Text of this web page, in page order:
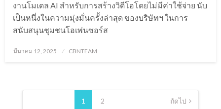
งานโมเดล AI สำหรับการสร้างวิดีโอโดยไม่มีค่าใช้จ่าย นับ
เป็นหนึ่งในความมุ่งมั่นครั้งล่าสุด ของบริษัทฯ ในการ
สนับสนุนชุมชนโอเพ่นซอร์ส
Posted
มีนาคม 12, 2025 CBNTEAM
Posts
1 2 ถัดไป